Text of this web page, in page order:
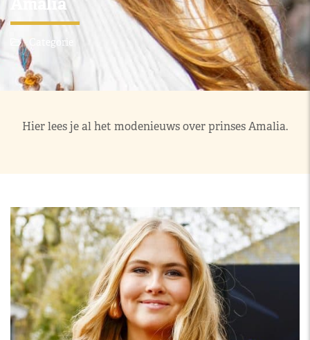
Categorie
Hier lees je al het modenieuws over prinses Amalia.